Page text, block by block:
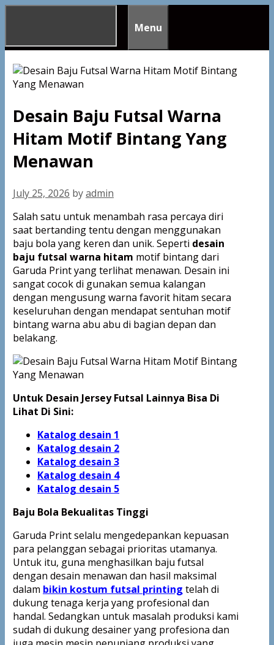
Menu
Desain Baju Futsal Warna
Hitam Motif Bintang Yang
Menawan
July 25, 2026 byadmin
Salah satu untuk menambah rasa percaya diri
saat bertanding tentu dengan menggunakan
baju bola yang keren dan unik. Seperti desain
baju futsal warna hitam motif bintang dari
Garuda Print yang terlihat menawan. Desain ini
sangat cocok di gunakan semua kalangan
dengan mengusung warna favorit hitam secara
keseluruhan dengan mendapat sentuhan motif
bintang warna abu abu di bagian depan dan
belakang.
Untuk Desain Jersey Futsal Lainnya Bisa Di
Lihat Di Sini:
Katalog desain 1
Katalog desain 2
Katalog desain 3
Katalog desain 4
Katalog desain 5
Baju Bola Bekualitas Tinggi
Garuda Print selalu mengedepankan kepuasan
para pelanggan sebagai prioritas utamanya.
Untuk itu, guna menghasilkan baju futsal
dengan desain menawan dan hasil maksimal
dalam bikin kostum futsal printing telah di
dukung tenaga kerja yang profesional dan
handal. Sedangkan untuk masalah produksi kami
sudah di dukung desainer yang profesiona dan